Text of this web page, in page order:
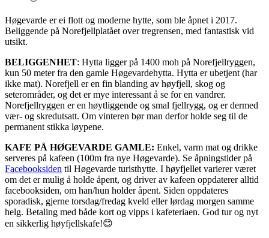
Høgevarde er ei flott og moderne hytte, som ble åpnet i 2017.
Beliggende på Norefjellplatået over tregrensen, med fantastisk vid
utsikt.
BELIGGENHET: Hytta ligger på 1400 moh på Norefjellryggen,
kun 50 meter fra den gamle Høgevardehytta. Hytta er ubetjent (har
ikke mat). Norefjell er en fin blanding av høyfjell, skog og
seterområder, og det er mye interessant å se for en vandrer.
Norefjellryggen er en høytliggende og smal fjellrygg, og er dermed
vær- og skredutsatt. Om vinteren bør man derfor holde seg til de
permanent stikka løypene.
KAFE PÅ HØGEVARDE GAMLE: Enkel, varm mat og drikke
serveres på kafeen (100m fra nye Høgevarde). Se åpningstider på
Facebooksiden til Høgevarde turisthytte. I høyfjellet varierer været
om det er mulig å holde åpent, og driver av kafeen oppdaterer alltid
facebooksiden, om han/hun holder åpent. Siden oppdateres
sporadisk, gjerne torsdag/fredag kveld eller lørdag morgen samme
helg. Betaling med både kort og vipps i kafeteriaen. God tur og nyt
en sikkerlig høyfjellskafe!😊